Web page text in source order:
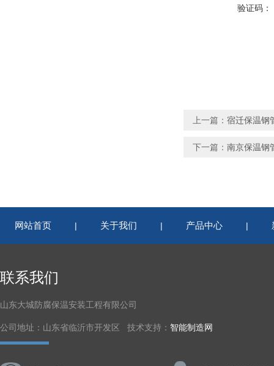
验证码：
上一篇： 宿迁保温钢
下一篇： 南京保温钢
网站首页 | 关于我们 | 产品中心 |
联系我们
山东大城防腐保温安装工程有限公司
公司地址：山东省临沂市开发区 技术支持： 智能制造网